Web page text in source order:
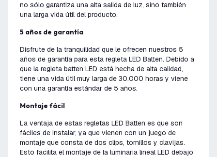
no sólo garantiza una alta salida de luz, sino también
una larga vida útil del producto.
5 años de garantía
Disfrute de la tranquilidad que le ofrecen nuestros 5
años de garantía para esta regleta LED Batten. Debido a
que la regleta batten LED está hecha de alta calidad,
tiene una vida útil muy larga de 30.000 horas y viene
con una garantía estándar de 5 años.
Montaje fácil
La ventaja de estas regletas LED Batten es que son
fáciles de instalar, ya que vienen con un juego de
montaje que consta de dos clips, tornillos y clavijas.
Esto facilita el montaje de la luminaria lineal LED debajo